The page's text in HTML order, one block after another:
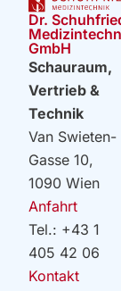
Dr.
GmbH
Schauraum,
Vertrieb &
Technik
Van Swieten-
Gasse 10,
1090 Wien
Anfahrt
Tel.: +43 1
405 42 06
Kontakt